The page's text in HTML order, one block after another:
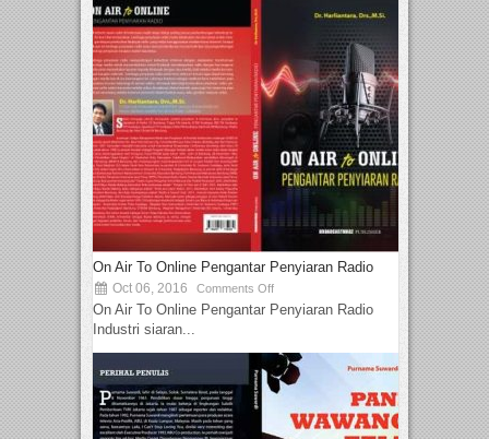
On Air To Online Pengantar Penyiaran Radio
Oct 06, 2016 Comments Off
On Air To Online Pengantar Penyiaran Radio
Industri siaran...